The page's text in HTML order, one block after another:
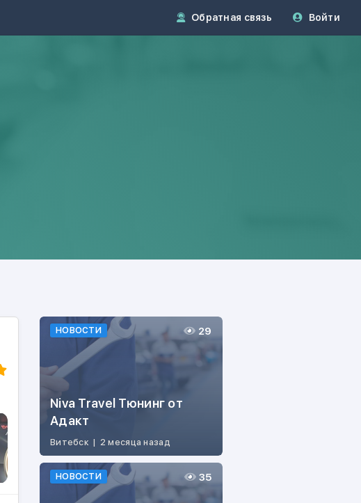
Обратная связь Войти
НОВОСТИ
Niva Travel Тюнинг от
Адакт
Витебск | 2 месяца назад
29
НОВОСТИ 35